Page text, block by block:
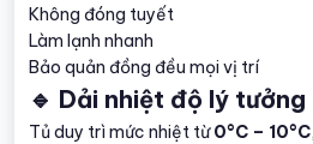
Không đóng tuyết
Làm lạnh nhanh
Bảo quản đồng đều mọi vị trí
🔹 Dải nhiệt độ lý tưởng
Tủ duy trì mức nhiệt từ0°C – 10°C